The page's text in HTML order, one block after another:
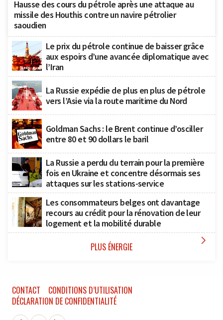
Hausse des cours du pétrole après une attaque au
missile des Houthis contre un navire pétrolier
saoudien
Le prix du pétrole continue de baisser grâce
aux espoirs d’une avancée diplomatique avec
l’Iran
La Russie expédie de plus en plus de pétrole
vers l’Asie via la route maritime du Nord
Goldman Sachs : le Brent continue d’osciller
entre 80 et 90 dollars le baril
La Russie a perdu du terrain pour la première
fois en Ukraine et concentre désormais ses
attaques sur les stations-service
Les consommateurs belges ont davantage
recours au crédit pour la rénovation de leur
logement et la mobilité durable
PLUS ÉNERGIE 
CONTACT
CONDITIONS D’UTILISATION
DÉCLARATION DE CONFIDENTIALITÉ